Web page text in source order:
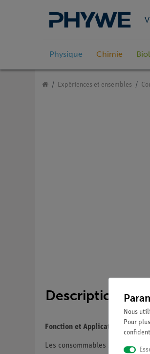
Physique Chimie
Expériences et ensembles
Description
Fonction et Applications
Les consommables sont
Nous
Pour